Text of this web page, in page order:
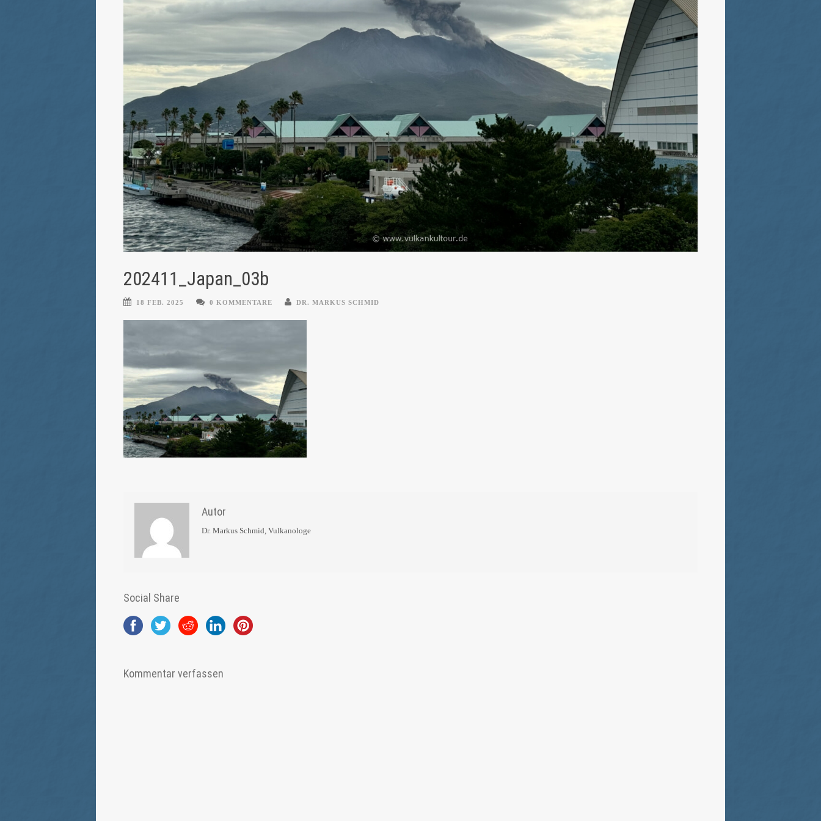
202411_Japan_03b
18 FEB. 2025 0 KOMMENTARE DR. MARKUS SCHMID
Autor
Dr. Markus Schmid, Vulkanologe
Social Share
Kommentar verfassen